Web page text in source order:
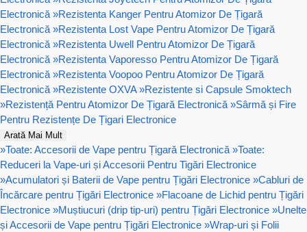
Electronică »Rezistenta Kanger Pentru Atomizor De Țigară
Electronică »Rezistenta Lost Vape Pentru Atomizor De Țigară
Electronică »Rezistenta Uwell Pentru Atomizor De Țigară
Electronică »Rezistenta Vaporesso Pentru Atomizor De Țigară
Electronică »Rezistenta Voopoo Pentru Atomizor De Țigară
Electronică »Rezistente OXVA »Rezistente si Capsule Smoktech
»Rezistență Pentru Atomizor De Țigară Electronică »Sârmă și Fire
Pentru Rezistențe De Țigari Electronice
Arată Mai Mult
»Toate: Accesorii de Vape pentru Țigară Electronică »Toate:
Reduceri la Vape-uri și Accesorii Pentru Tigări Electronice
»Acumulatori și Baterii de Vape pentru Țigări Electronice »Cabluri de
Încărcare pentru Țigări Electronice »Flacoane de Lichid pentru Țigări
Electronice »Muștiucuri (drip tip-uri) pentru Țigări Electronice »Unelte
și Accesorii de Vape pentru Țigări Electronice »Wrap-uri și Folii